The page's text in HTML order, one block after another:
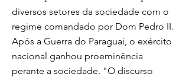
diversos setores da sociedade com o
regime comandado por Dom Pedro II.
Após a Guerra do Paraguai, o exército
nacional ganhou proeminência
perante a sociedade. "O discurso